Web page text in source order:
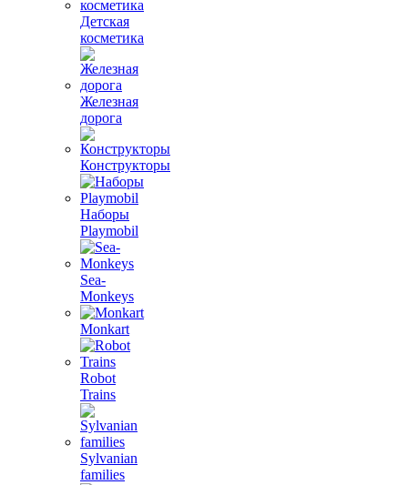
Детская
косметика
Железная
дорога
Конструкторы
Наборы
Playmobil
Sea-
Monkeys
Monkart
Robot
Trains
Sylvanian
families